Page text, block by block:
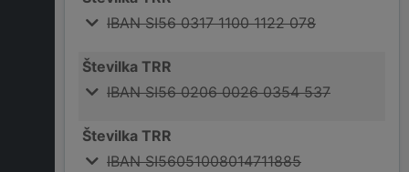
IBAN SI56 0317 1100 1122 078
Številka TRR
IBAN SI56 0206 0026 0354 537
Številka TRR
IBAN SI56051008014711885